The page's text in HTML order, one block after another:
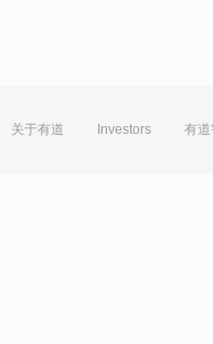
关于有道 Investors 有